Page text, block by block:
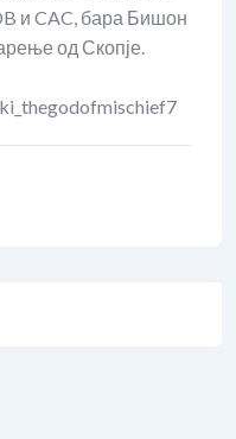
и CAC, бара Бишон
од Скопје.